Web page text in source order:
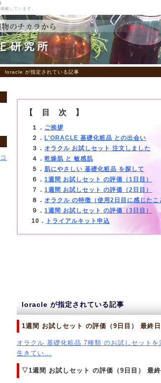
載しています。
loracle が指定されている記事
loracle が指定されている記事
1週間 お試しセット の評価（9日目） 最終
オラクル 基礎化粧品 7種類 のお試しセット
生きてい...
▽1週間 お試しセット の評価（9日目） 最
【 目 次 】
１． ご挨拶
２． L'ORACLE 基礎化粧品 との出会い
３． オラクル お試しセット 注文しました
４． 乾燥肌 と 敏感肌
５． 肌にやさしい 基礎化粧品 を探して
６． 1週間 お試しセット の評価（1日目）
７． 1週間 お試しセット の評価（2日目）
８． オラクル の特徴（使用2日目に感じたこ
９． 1週間 お試しセット の評価（3日目）
10．
トライアルキット申込